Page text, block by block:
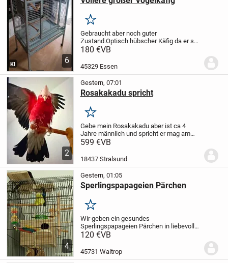
6
KI
Merken
Gebraucht aber noch guter
Zustand.Optisch hübscher Käfig da er so
hell ist.Hellgrau ,Fress und Trinknapf und
180 €VB
45329 Essen
2
Gestern, 07:01
Rosakakadu spricht
Merken
Gebe mein Rosakakadu aber ist ca 4
Jahre männlich und spricht er mag am
liebsten männlich Person
brauch
599 €VB
18437 Stralsund
4
Gestern, 01:05
Sperlingspapageien Pärchen
Merken
Wir geben ein gesundes
Sperlingspapageien Pärchen in liebevolle
Hände ab.Die beiden sind sehr aktiv,
nur zusammen als Paar.
Nur...
120 €VB
45731 Waltrop